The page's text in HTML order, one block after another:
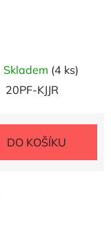
Skladem (4 ks)
20PF-KJJR
DO KOŠÍKU